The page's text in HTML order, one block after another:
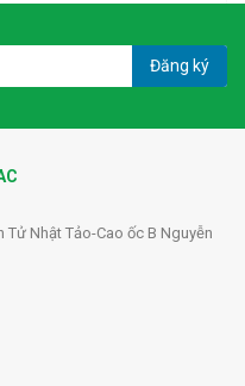
Đăng ký
Tử Nhật Tảo-Cao ốc B Nguyễn